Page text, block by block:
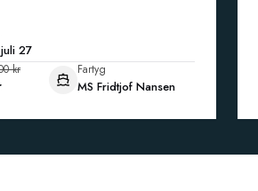
27
kr Fartyg
MS Fridtjof Nansen